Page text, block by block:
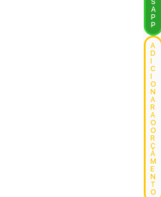
S
A
P
P
A
D
C
O
N
A
R
A
O
O
R
Ç
A
M
E
N
T
O